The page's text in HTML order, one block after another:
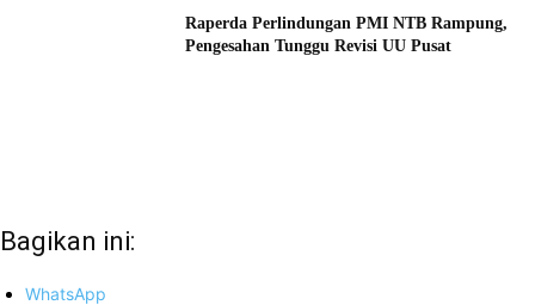
Raperda Perlindungan PMI NTB Rampung,
Pengesahan Tunggu Revisi UU Pusat
Bagikan ini:
WhatsApp